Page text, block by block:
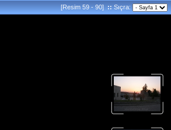
[Resim 59 - 90] ::Sıçra: